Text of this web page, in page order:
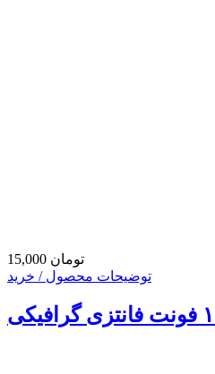
15,000 تومان
توضیحات محصول / خرید